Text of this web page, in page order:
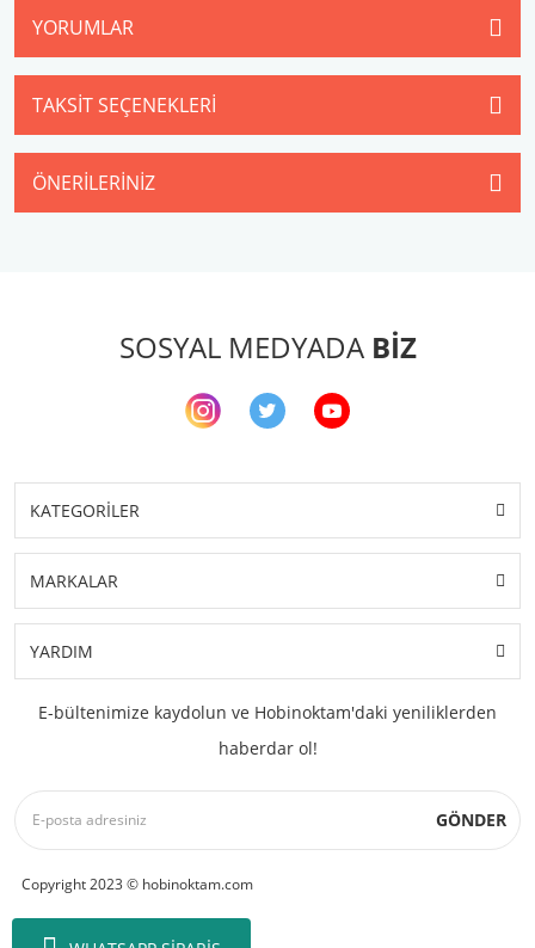
YORUMLAR
TAKSIT SEÇENEKLERI
ÖNERILERINIZ
SOSYAL MEDYADA BİZ
KATEGORİLER
MARKALAR
YARDIM
E-bültenimize kaydolun ve Hobinoktam'daki yeniliklerden
haberdar ol!
GÖNDER
Copyright 2023 © hobinoktam.com